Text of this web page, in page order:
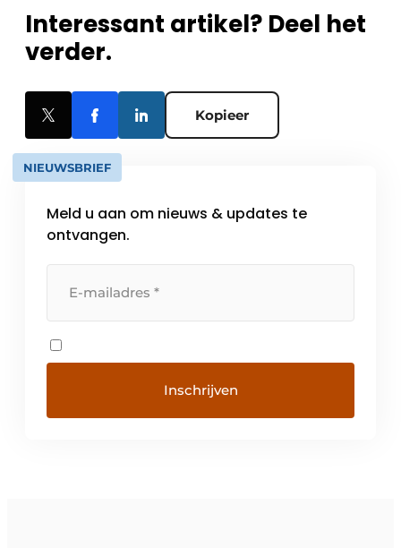
Interessant artikel? Deel het
verder.
Kopieer
NIEUWSBRIEF
Meld u aan om nieuws & updates te
ontvangen.